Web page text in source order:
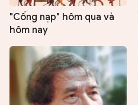
"Cống nạp" hôm qua và
hôm nay